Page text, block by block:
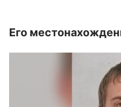
Его